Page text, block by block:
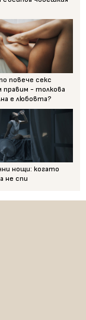
повече секс
правим - толкова
е любовта?
нощи: когато
не спи